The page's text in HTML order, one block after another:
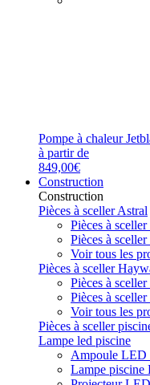
Pompe à chaleur
à partir de
849,00€
Construction
Construction
Pièces à sceller Astral
Pièces à sceller
Pièces à
Voir tous les
Pièces à sceller
Pièces à sceller
Pièces à
Voir tous les
Pièces à sceller
Lampe led piscine
Ampoule LED
Lampe